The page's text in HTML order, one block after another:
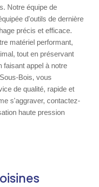
Notre équipe de
d'outils de dernière
précis et efficace.
matériel performant,
tout en préservant
faisant appel à notre
Bois, vous
de qualité, rapide et
s'aggraver, contactez-
haute pression